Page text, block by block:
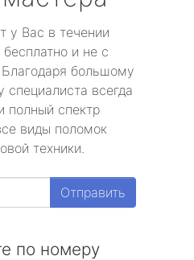
у Вас в течении
и не с
большому
специалиста всегда
полный спектр
виды поломок
техники.
Отправить
по номеру